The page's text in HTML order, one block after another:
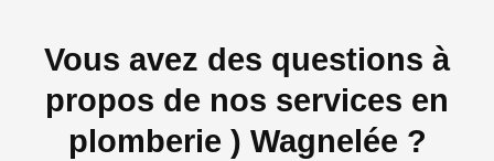
Vous avez des questions à
propos de nos services en
plomberie ) Wagnelée ?